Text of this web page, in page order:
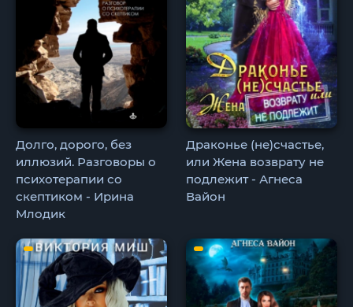
Долго, дорого, без
иллюзий. Разговоры о
психотерапии со
скептиком - Ирина
Млодик
Драконье (не)счастье,
или Жена возврату не
подлежит - Агнеса
Вайон